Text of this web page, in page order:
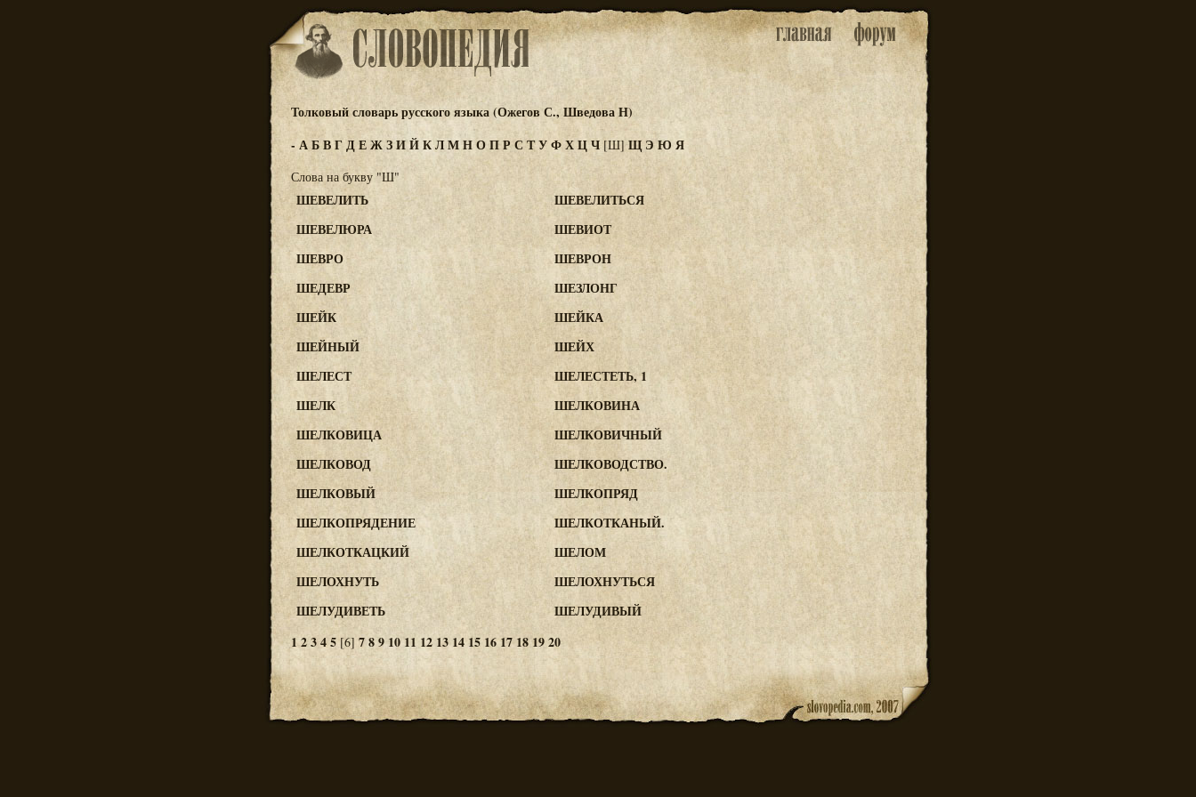
Толковый словарь русского языка (Ожегов С., Шведова Н)
-АБВГДЕЖЗИЙКЛМНОПРСТУФХЦЧ [Ш]ЩЭ Ю Я
Слова на букву "Ш"
ШЕВЕЛИТЬ
ШЕВЕЛИТЬСЯ
ШЕВЕЛЮРА
ШЕВИОТ
ШЕВРО
ШЕВРОН
ШЕДЕВР
ШЕЗЛОНГ
ШЕЙК
ШЕЙКА
ШЕЙНЫЙ
ШЕЙХ
ШЕЛЕСТ
ШЕЛЕСТЕТЬ, 1
ШЕЛК
ШЕЛКОВИНА
ШЕЛКОВИЦА
ШЕЛКОВИЧНЫЙ
ШЕЛКОВОД
ШЕЛКОВОДСТВО.
ШЕЛКОВЫЙ
ШЕЛКОПРЯД
ШЕЛКОПРЯДЕНИЕ
ШЕЛКОТКАНЫЙ.
ШЕЛКОТКАЦКИЙ
ШЕЛОМ
ШЕЛОХНУТЬ
ШЕЛОХНУТЬСЯ
ШЕЛУДИВЕТЬ
ШЕЛУДИВЫЙ
1 2345[6] 789 10 11 12 13 14 15 16 17 18 1920